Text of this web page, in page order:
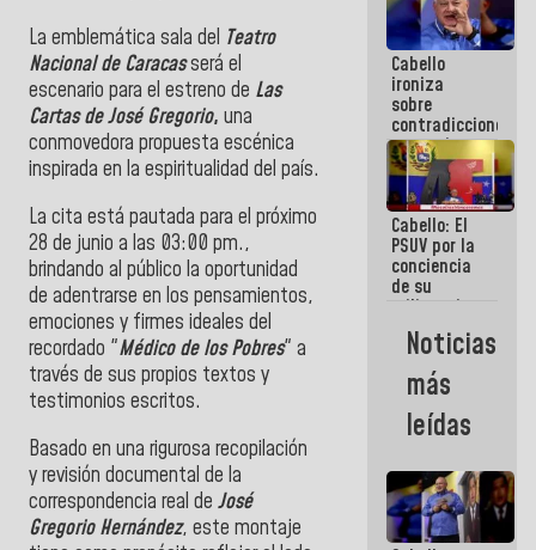
La emblemática sala del Teatro
Nacional de Caracasserá el
escenario para el estreno de Las
Cartas de José Gregorio, una
conmovedora propuesta escénica
inspirada en la espiritualidad del país.
La cita está pautada para el próximo
28 de junio a las 03:00 pm.,
brindando al público la oportunidad
de adentrarse en los pensamientos,
emociones y firmes ideales del
recordado "Médico de los Pobres" a
través de sus propios textos y
testimonios escritos.
Basado en una rigurosa recopilación
y revisión documental de la
correspondencia real de José
Gregorio Hernández, este montaje
hazlo hoy
por que no
sabemos si
la semana
que viene
hay
programa
Cabello
ironiza
sobre
contradicciones
y mentiras
de María
Machado:
¡Créanle!
Cabello: El
PSUV por la
conciencia
de su
militancia
es la
organización
política más
sólida de
Venezuela
Noticias
más
leídas